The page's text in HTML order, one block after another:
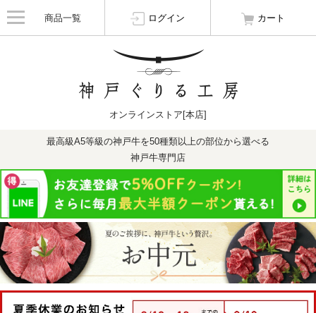
商品一覧 ログイン カート
オンラインストア[本店]
最高級A5等級の神戸牛を50種類以上の部位から選べる
神戸牛専門店